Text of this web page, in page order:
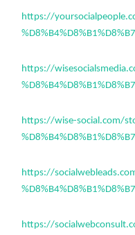
https://
https://
https://wise-social.com/
https://
https://